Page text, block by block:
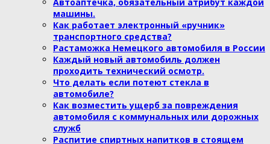
машины.
Как работает электронный «ручник»
транспортного средства?
Растаможка Немецкого автомобиля в России
Каждый новый автомобиль должен
проходить технический осмотр.
Что делать если потеют стекла в
автомобиле?
Как возместить ущерб за повреждения
автомобиля с коммунальных или дорожных
служб
Распитие спиртных напитков в стоящем